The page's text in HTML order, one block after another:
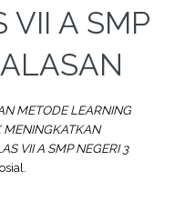
VII A SMP
METODE LEARNING
MENINGKATKAN
VII A SMP NEGERI 3